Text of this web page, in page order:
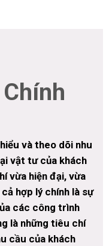
và theo dõi nhu
vật tư của khách
vừa hiện đại, vừa
hợp lý chính là sự
các công trình
là những tiêu chí
cầu của khách